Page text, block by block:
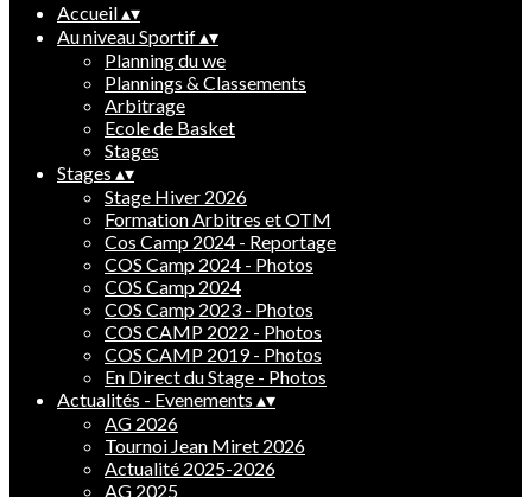
Accueil▴▾
Au niveau Sportif▴▾
Planning du we
Plannings & Classements
Arbitrage
Ecole de Basket
Stages
Stages ▴▾
Stage Hiver 2026
Formation Arbitres et OTM
Cos Camp 2024 - Reportage
COS Camp 2024 - Photos
COS Camp 2024
COS Camp 2023 - Photos
COS CAMP 2022 - Photos
COS CAMP 2019 - Photos
En Direct du Stage - Photos
Actualités - Evenements ▴▾
AG 2026
Tournoi Jean Miret 2026
Actualité 2025-2026
AG 2025